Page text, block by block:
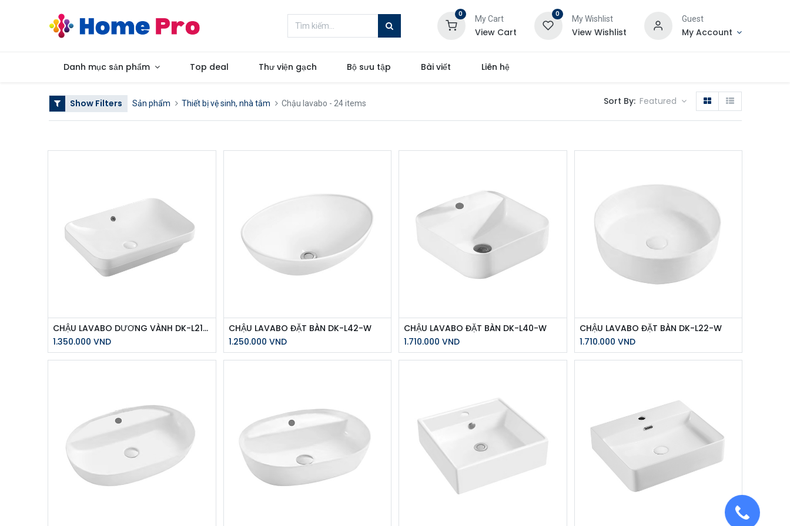
0
My Cart
View Cart
0
My Wishlist
View Wishlist
Guest
My Account
Danh mục sản phẩm Top deal Thư viện gạch Bộ sưu tập Bài viết Liên hệ
Show Filters Sản phẩm Thiết bị vệ sinh, nhà tắm Chậu lavabo - 24 items Sort By: Featured
CHẬU LAVABO DƯƠNG VÀNH DK-L2120-W
1.350.000 VND
CHẬU LAVABO ĐẶT BÀN DK-L42-W
1.250.000 VND
CHẬU LAVABO ĐẶT BÀN DK-L40-W
1.710.000 VND
CHẬU LAVABO ĐẶT BÀN DK-L22-W
1.710.000 VND